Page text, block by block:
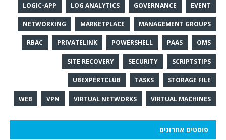
EVENT
GOVERNANCE
LOG ANALYTICS
LOGIC-APP
MANAGEMENT GROUPS
MARKETPLACE
NETWORKING
OMS
PAAS
POWERSHELL
PRIVATELINK
RBAC
SCRIPTSTIPS
SECURITY
SITE RECOVERY
STORAGE FILE
TASKS
UBEXPERTCLUB
VIRTUAL MACHINES
VIRTUAL NETWORKS
VPN
WEB
פוסטים אחרונים